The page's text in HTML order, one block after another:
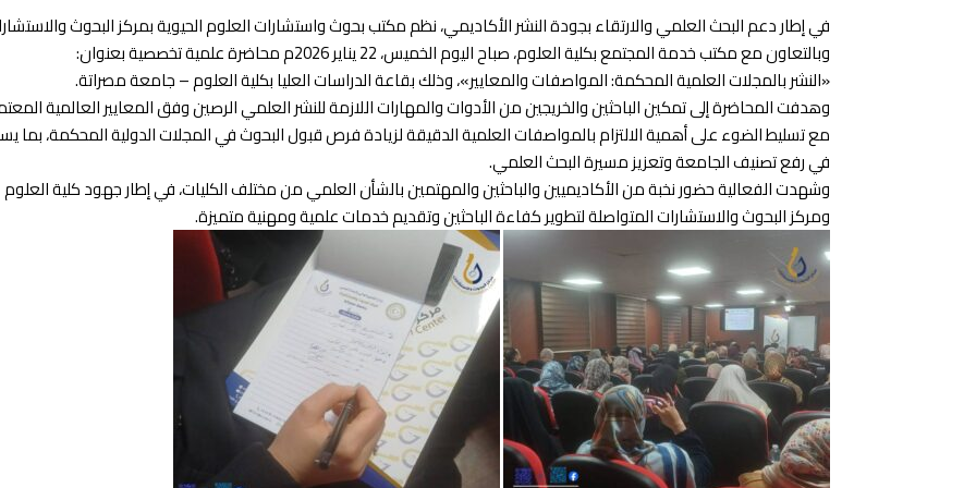
في إطار دعم البحث العلمي والارتقاء بجودة النشر الأكاديمي، نظم مكتب بحوث واستشارات العلوم الحيوية بمركز البحوث
وبالتعاون مع مكتب خدمة المجتمع بكلية العلوم، صباح اليوم الخميس، 22 يناير 2026م محاضرة علمية تخصصية بعنوان:
«النشر بالمجلات العلمية المحكمة: المواصفات والمعايير»، وذلك بقاعة الدراسات العليا بكلية العلوم – جامعة مصراتة.
وهدفت المحاضرة إلى تمكين الباحثين والخريجين من الأدوات والمهارات اللازمة للنشر العلمي الرصين وفق المعايير العالمية
مع تسليط الضوء على أهمية الالتزام بالمواصفات العلمية الدقيقة لزيادة فرص قبول البحوث في المجلات الدولية المحكمة، بما
في رفع تصنيف الجامعة وتعزيز مسيرة البحث العلمي.
وشهدت الفعالية حضور نخبة من الأكاديميين والباحثين والمهتمين بالشأن العلمي من مختلف الكليات، في إطار جهود كلية العلوم
ومركز البحوث والاستشارات المتواصلة لتطوير كفاءة الباحثين وتقديم خدمات علمية ومهنية متميزة.